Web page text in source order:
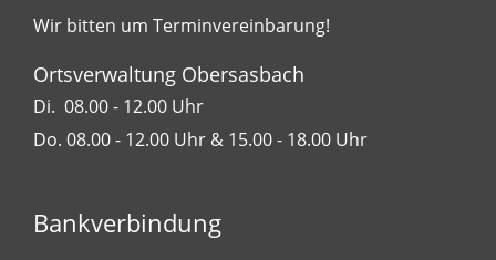
Wir bitten um Terminvereinbarung!
Ortsverwaltung Obersasbach
Di. 08.00 - 12.00 Uhr
Do. 08.00 - 12.00 Uhr & 15.00 - 18.00 Uhr
Bankverbindung